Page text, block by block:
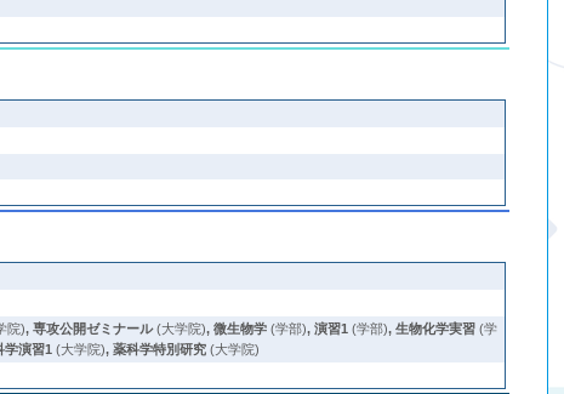
院),専攻公開ゼミナール(大学院),微生物学 (学部),演習1 (学部),生物化学実習 (学
学演習1 (大学院),薬科学特別研究 (大学院)